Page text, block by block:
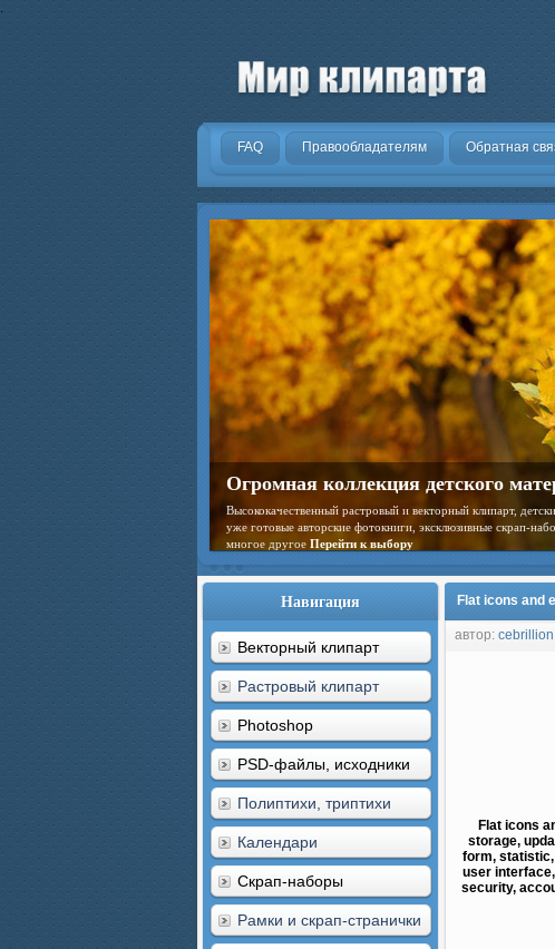
.
FAQ Правообладателям Обратная
Огромная коллекция детского
Высококачественный растровый и векторный клипарт,
уже готовые авторские фотокниги, эксклюзивные скрап-
многое другое Перейти к выбору
Навигация
Векторный клипарт
Растровый клипарт
Photoshop
PSD-файлы, исходники
Полиптихи, триптихи
Календари
Скрап-наборы
Рамки и скрап-странички
Flat icons and
автор: cebrillion
Flat icons
storage,
form,
user
security,